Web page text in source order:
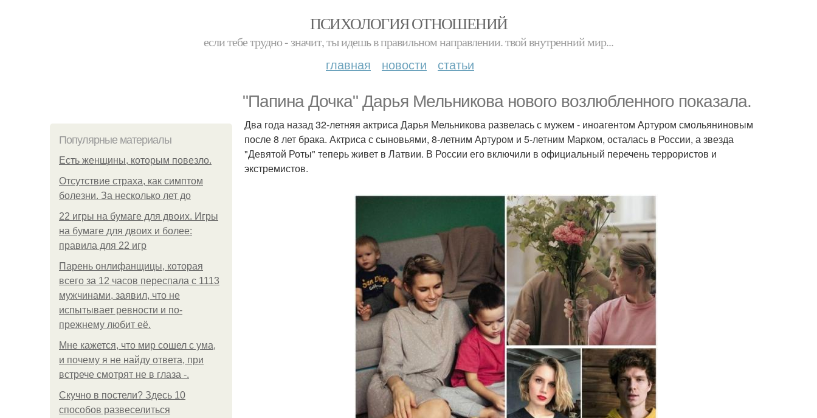
ПСИХОЛОГИЯ ОТНОШЕНИЙ
если тебе трудно - значит, ты идешь в правильном направлении. твой внутренний мир...
главная новости статьи
"Папина Дочка" Дарья Мельникова нового возлюбленного показала.
Популярные материалы
Есть женщины, которым повезло.
Отсутствие страха, как симптом
болезни. За несколько лет до
22 игры на бумаге для двоих. Игры
на бумаге для двоих и более:
правила для 22 игр
Парень онлифанщицы, которая
всего за 12 часов переспала с 1113
мужчинами, заявил, что не
испытывает ревности и по-
прежнему любит её.
Мне кажется, что мир сошел с ума,
и почему я не найду ответа, при
встрече смотрят не в глаза -.
Скучно в постели? Здесь 10
способов развеселиться
Два года назад 32-летняя актриса Дарья Мельникова развелась с мужем - иноагентом Артуром смольяниновым
после 8 лет брака. Актриса с сыновьями, 8-летним Артуром и 5-летним Марком, осталась в России, а звезда
"Девятой Роты" теперь живет в Латвии. В России его включили в официальный перечень террористов и
экстремистов.